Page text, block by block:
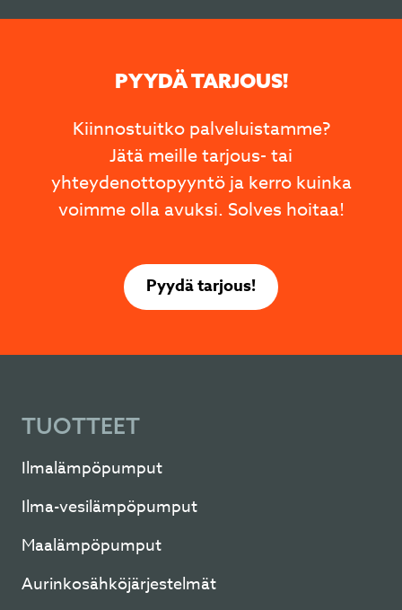
PYYDÄ TARJOUS!
Kiinnostuitko palveluistamme?
Jätä meille tarjous- tai
yhteydenottopyyntö ja kerro kuinka
voimme olla avuksi. Solves hoitaa!
Pyydä tarjous!
TUOTTEET
Ilmalämpöpumput
Ilma-vesilämpöpumput
Maalämpöpumput
Aurinkosähköjärjestelmät